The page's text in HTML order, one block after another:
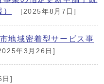
[2025年8月7日]
地域密着型サービス事
年3月26日]
]